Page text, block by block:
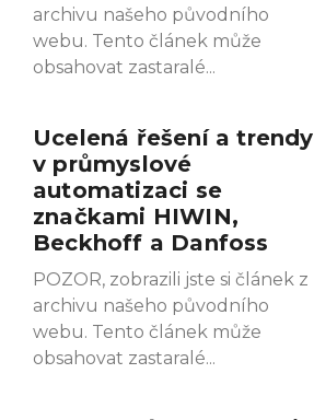
archivu našeho původního
webu. Tento článek může
obsahovat zastaralé
Ucelená řešení a trendy
v průmyslové
automatizaci se
značkami HIWIN,
Beckhoff a Danfoss
POZOR, zobrazili jste si článek z
archivu našeho původního
webu. Tento článek může
obsahovat zastaralé